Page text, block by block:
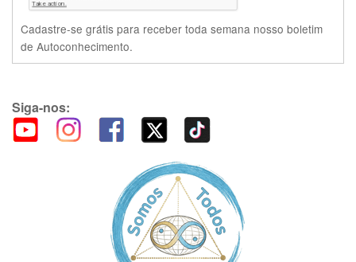
Cadastre-se grátis para receber toda semana nosso boletim
de Autoconhecimento.
Siga-nos: